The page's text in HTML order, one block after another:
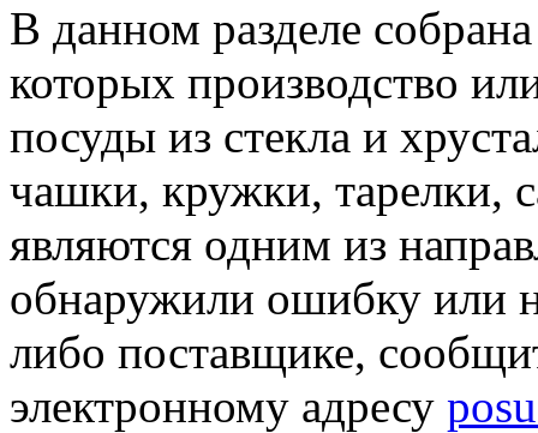
В данном разделе
которых производство
посуды из стекла и
чашки, кружки, тарелки,
являются одним из
обнаружили ошибку или
либо поставщике,
электронному адресу